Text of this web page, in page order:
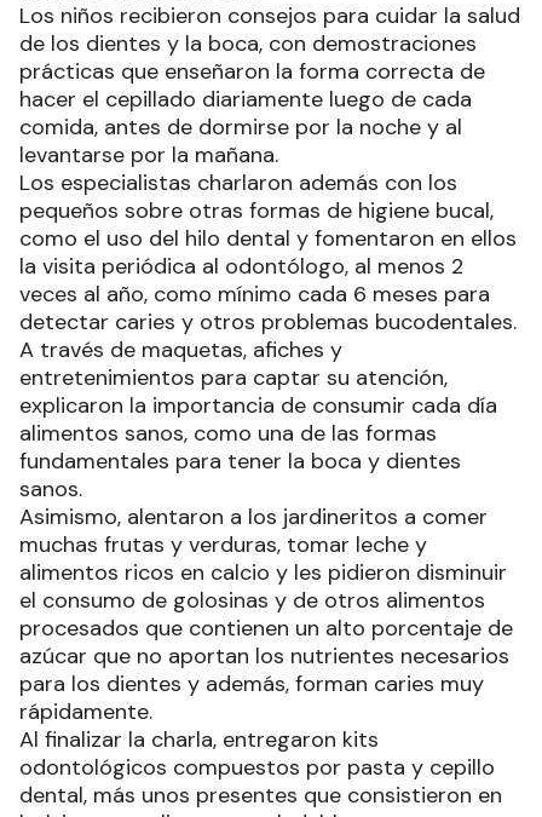
Los niños recibieron consejos para cuidar la salud
de los dientes y la boca, con demostraciones
prácticas que enseñaron la forma correcta de
hacer el cepillado diariamente luego de cada
comida, antes de dormirse por la noche y al
levantarse por la mañana.
Los especialistas charlaron además con los
pequeños sobre otras formas de higiene bucal,
como el uso del hilo dental y fomentaron en ellos
la visita periódica al odontólogo, al menos 2
veces al año, como mínimo cada 6 meses para
detectar caries y otros problemas bucodentales.
A través de maquetas, afiches y
entretenimientos para captar su atención,
explicaron la importancia de consumir cada día
alimentos sanos, como una de las formas
fundamentales para tener la boca y dientes
sanos.
Asimismo, alentaron a los jardineritos a comer
muchas frutas y verduras, tomar leche y
alimentos ricos en calcio y les pidieron disminuir
el consumo de golosinas y de otros alimentos
procesados que contienen un alto porcentaje de
azúcar que no aportan los nutrientes necesarios
para los dientes y además, forman caries muy
rápidamente.
Al finalizar la charla, entregaron kits
odontológicos compuestos por pasta y cepillo
dental, más unos presentes que consistieron en